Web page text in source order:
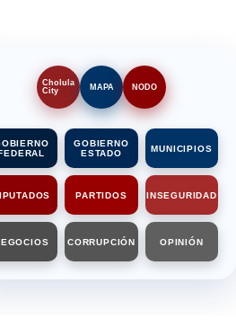
Cholula
City
MAPA NODO
GOBIERNO
ESTADO
MUNICIPIOS
PARTIDOS INSEGURIDAD
CORRUPCIÓN OPINIÓN